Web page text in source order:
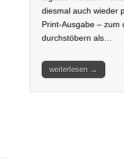
diesmal auch wieder
Print-Ausgabe – zum
durchstöbern als…
weiterlesen →